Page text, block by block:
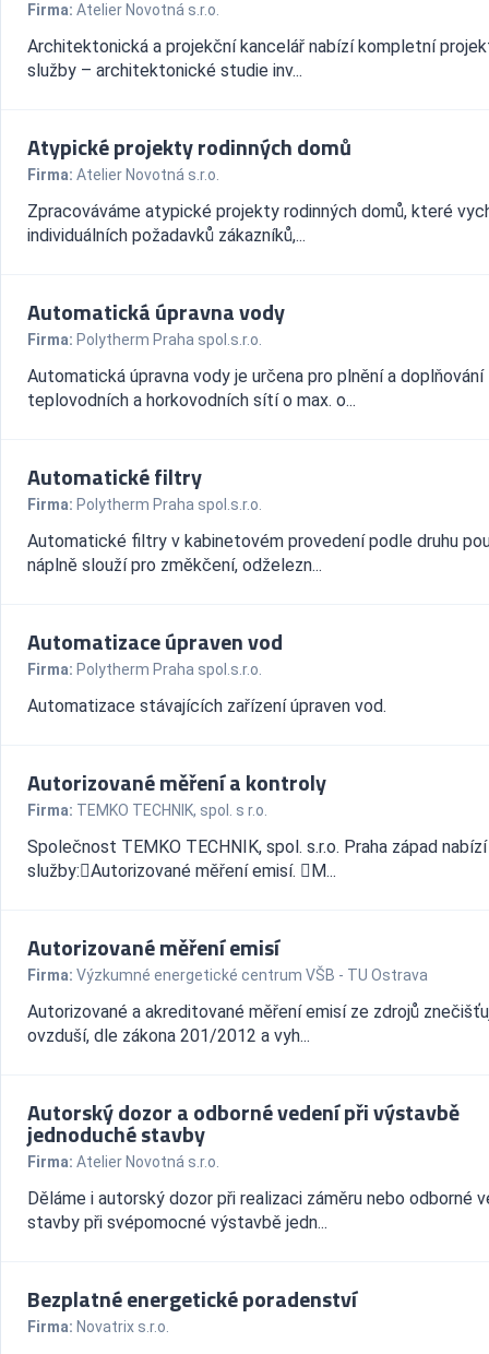
Firma: Atelier Novotná s.r.o.
Architektonická a projekční kancelář nabízí kompletní
služby – architektonické studie inv...
Atypické projekty rodinných domů
Firma: Atelier Novotná s.r.o.
Zpracováváme atypické projekty rodinných domů, které
individuálních požadavků zákazníků,...
Automatická úpravna vody
Firma: Polytherm Praha spol.s.r.o.
Automatická úpravna vody je určena pro plnění a doplňování
teplovodních a horkovodních sítí o max. o...
Automatické filtry
Firma: Polytherm Praha spol.s.r.o.
Automatické filtry v kabinetovém provedení podle druhu
náplně slouží pro změkčení, odželezn...
Automatizace úpraven vod
Firma: Polytherm Praha spol.s.r.o.
Automatizace stávajících zařízení úpraven vod.
Autorizované měření a kontroly
Firma: TEMKO TECHNIK, spol. s r.o.
Společnost TEMKO TECHNIK, spol. s.r.o. Praha západ
služby:Autorizované měření emisí. M...
Autorizované měření emisí
Firma: Výzkumné energetické centrum VŠB - TU Ostrava
Autorizované a akreditované měření emisí ze zdrojů
ovzduší, dle zákona 201/2012 a vyh...
Autorský dozor a odborné vedení při výstavbě
jednoduché stavby
Firma: Atelier Novotná s.r.o.
Děláme i autorský dozor při realizaci záměru nebo odborné
stavby při svépomocné výstavbě jedn...
Bezplatné energetické poradenství
Firma: Novatrix s.r.o.